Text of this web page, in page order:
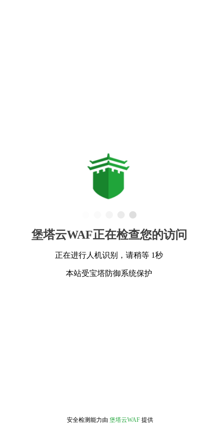
堡塔云WAF正在检查您的访问
正在进行人机识别，请稍等 1秒
本站受宝塔防御系统保护
安全检测能力由 堡塔云WAF 提供